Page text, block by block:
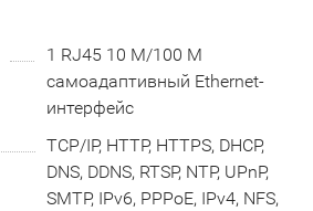
1 RJ45 10 M/100 M
самоадаптивный Ethernet-
интерфейс
TCP/IP, HTTP, HTTPS, DHCP,
DNS, DDNS, RTSP, NTP, UPnP,
SMTP, IPv6, PPPoE, IPv4, NFS,